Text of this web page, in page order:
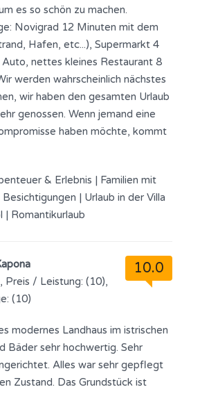
es so schön zu machen.
Novigrad 12 Minuten mit dem
Hafen, etc...), Supermarkt 4
nettes kleines Restaurant 8
werden wahrscheinlich nächstes
wir haben den gesamten Urlaub
genossen. Wenn jemand eine
haben möchte, kommt
& Erlebnis | Familien mit
Besichtigungen | Urlaub in der Villa
| Romantikurlaub
10.0
Preis / Leistung: (10),
(10)
modernes Landhaus im istrischen
Bäder sehr hochwertig. Sehr
Alles war sehr gepflegt
Zustand. Das Grundstück ist